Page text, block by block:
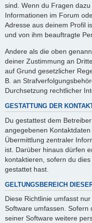
sind. Wenn du Fragen
Informationen im Forum
Adresse aus deinem Profil
und von ihm beauftragte
Andere als die oben
deiner Zustimmung an
auf Grund gesetzlicher
B. an
Durchsetzung rechtlicher
GESTATTUNG DER
Du gestattest dem
angegebenen
Übermittlung zentraler
ist. Darüber hinaus dürfen
kontaktieren, sofern du
gestattet hast.
GELTUNGSBEREICH
Diese Richtlinie umfasst
Software umfassen.
seiner Software weitere